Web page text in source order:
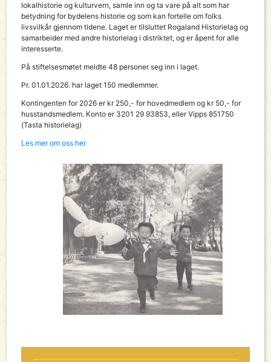
lokalhistorie og kulturvern, samle inn og ta vare på alt som har
betydning for bydelens historie og som kan fortelle om folks
livsvilkår gjennom tidene. Laget er tilsluttet Rogaland Historielag og
samarbeider med andre historielag i distriktet, og er åpent for alle
interesserte.
På stiftelsesmøtet meldte 48 personer seg inn i laget.
Pr. 01.01.2026. har laget 150 medlemmer.
Kontingenten for 2026 er kr 250,- for hovedmedlem og kr 50,- for
husstandsmedlem. Konto er 3201 29 93853, eller Vipps 851750
(Tasta historielag)
Les mer om oss her